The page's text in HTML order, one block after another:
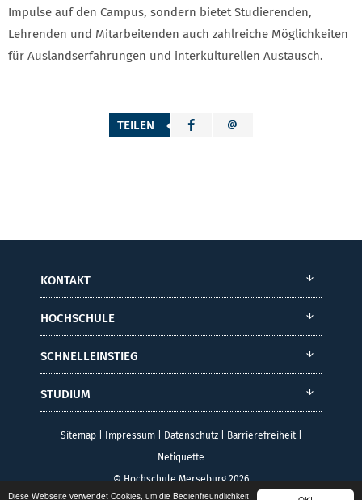
Diese Webseite verwendet Cookies, um die Bedienfreundlichkeit
Impulse auf den Campus, sondern bietet Studierenden,
Lehrenden und Mitarbeitenden auch zahlreiche Möglichkeiten
für Auslandserfahrungen und interkulturellen Austausch.
TEILEN
KONTAKT
HOCHSCHULE
SCHNELLEINSTIEG
STUDIUM
Sitemap| Impressum| Datenschutz| Barrierefreiheit|
Netiquette
© Hochschule Merseburg 2026